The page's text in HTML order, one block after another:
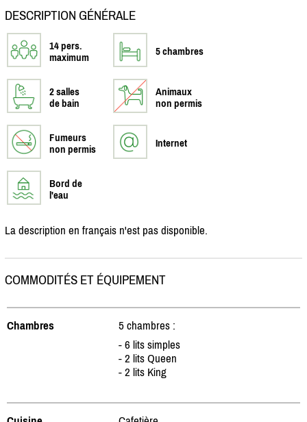
DESCRIPTION GÉNÉRALE
14 pers.
maximum
5 chambres
2 salles
de bain
Animaux
non permis
Fumeurs
non permis
Internet
Bord de
l'eau
La description en français n'est pas disponible.
COMMODITÉS ET ÉQUIPEMENT
Chambres
5 chambres :
- 6 lits simples
- 2 lits Queen
- 2 lits King